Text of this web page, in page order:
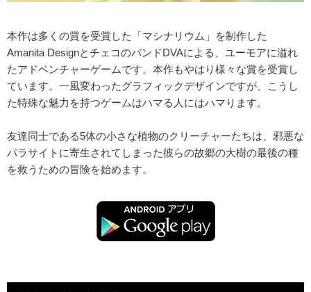
本作は多くの賞を受賞した「マシナリウム」を制作した
Amanita DesignとチェコのバンドDVAによる、ユーモアに溢れ
たアドベンチャーゲームです。本作もやはり様々な賞を受賞し
ています。一風変わったグラフィックデザインですが、こうし
た特殊な魅力を持つゲームはハマる人にはハマります。
友達同士である5体の小さな植物のクリーチャーたちは、邪悪な
パラサイトに寄生されてしまった彼らの故郷の大樹の最後の種
を救うための冒険を始めます。